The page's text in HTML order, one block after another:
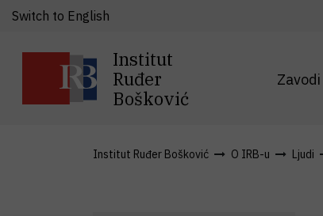
Institut
Ruđer
Bošković
Zavodi
Switch to English
Institut Ruđer Bošković O IRB-u Ljudi